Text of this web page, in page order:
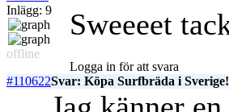
Inlägg: 9
offline
Sweeeet
Logga in för att svara
#110622Svar: Köpa Surfbräda i Sverige!